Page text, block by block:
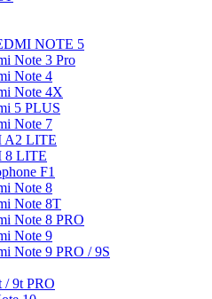
NOTE 5
Note 3 Pro
Note 4
Note 4X
5 PLUS
Note 7
A2 LITE
8 LITE
F1
Note 8
Note 8T
Note 8 PRO
Note 9
Note 9 PRO / 9S
/ 9t PRO